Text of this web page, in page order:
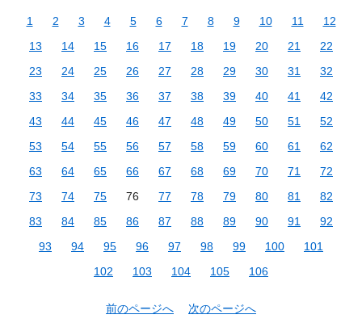
1 2 3 4 5 6 7 8 9 10 11
12
13
14 15 16 17 18 19 20 21
22
23
24 25 26 27 28 29 30 31
32
33
34 35 36 37 38 39 40 41
42
43
44 45 46 47 48 49 50 51
52
53
54 55 56 57 58 59 60 61
62
63
64 65 66 67 68 69 70 71
72
73
74 75 76 77 78 79 80 81
82
83
84 85 86 87 88 89 90 91
92
93
94 95 96 97 98 99 100
101
102
103 104 105 106
前のページへ 次のページへ